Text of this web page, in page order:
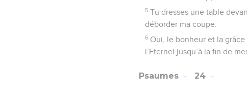
5 Tu dresses une table
déborder ma coupe.
6 Oui, le bonheur et la
l’Eternel jusqu’à la fin de
Psaumes 24